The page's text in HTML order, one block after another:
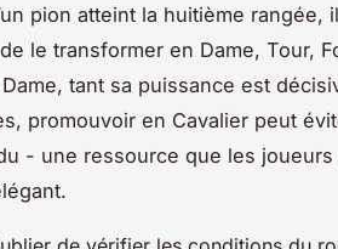
pion atteint la huitième
le transformer en Dame, Tour,
tant sa puissance est
promouvoir en Cavalier peut
- une ressource que les